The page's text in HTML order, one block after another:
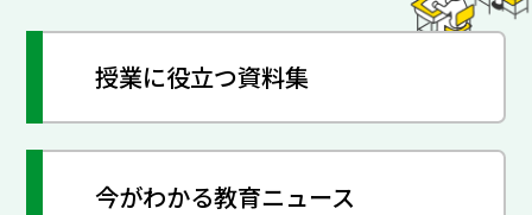
授業に役立つ資料集
今がわかる教育ニュース